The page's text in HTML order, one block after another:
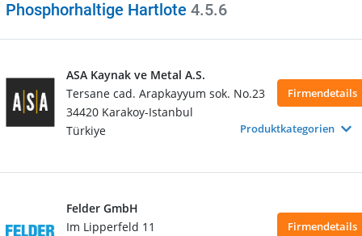
Phosphorhaltige Hartlote 4.5.6
ASA Kaynak ve Metal A.S.
Tersane cad. Arapkayyum sok. No.23
34420 Karakoy-Istanbul
Türkiye
Firmendetails
Produktkategorien
Felder GmbH
Im Lipperfeld 11
Firmendetails